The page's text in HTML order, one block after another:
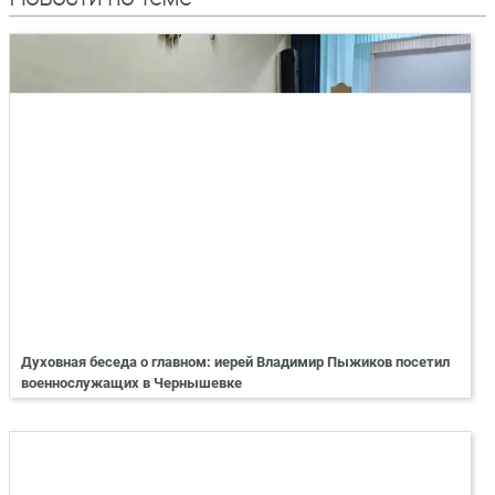
Духовная беседа о главном: иерей Владимир Пыжиков посетил
военнослужащих в Чернышевке